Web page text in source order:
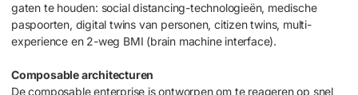
gaten te houden: social distancing-technologieën, medische
paspoorten, digital twins van personen, citizen twins, multi-
experience en 2-weg BMI (brain machine interface).
Composable architecturen
De composable enterprise is ontworpen om te reageren op snel